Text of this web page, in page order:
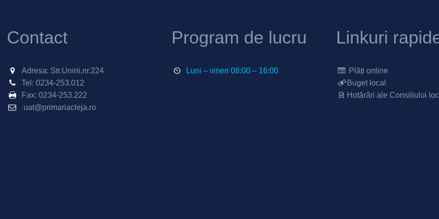
Contact
Adresa: Str.Unirii,nr.224
Tel: 0234-253.012
Fax: 0234-253.222
uat@primariacleja.ro
Program de lucru
Luni – vineri 08:00 – 16:00
Linkuri
Plăți online
Buget local
Hotărâri ale Consiliului